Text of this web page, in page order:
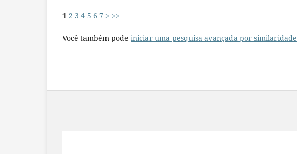
1 2 3 4 5 6 7 > >>
Você também pode iniciar uma pesquisa avançada por similaridade